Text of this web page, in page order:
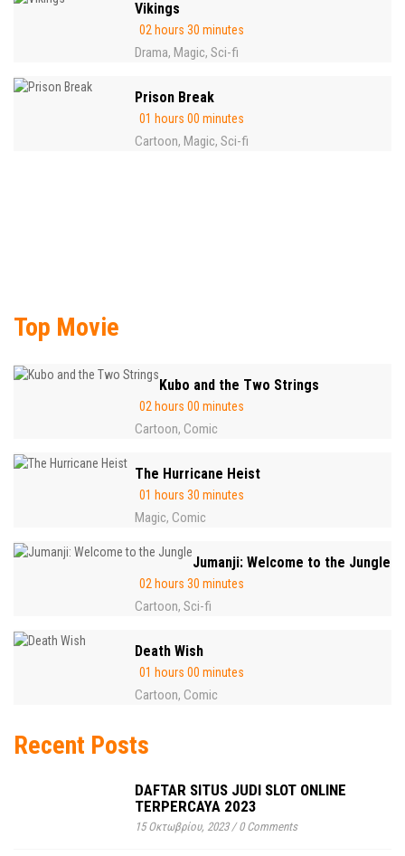
Vikings
02 hours 30 minutes
Drama, Magic, Sci-fi
Prison Break
01 hours 00 minutes
Cartoon, Magic, Sci-fi
Top Movie
Kubo and the Two Strings
02 hours 00 minutes
Cartoon, Comic
The Hurricane Heist
01 hours 30 minutes
Magic, Comic
Jumanji: Welcome to the Jungle
02 hours 30 minutes
Cartoon, Sci-fi
Death Wish
01 hours 00 minutes
Cartoon, Comic
Recent Posts
DAFTAR SITUS JUDI SLOT ONLINE
TERPERCAYA 2023
15 Οκτωβρίου, 2023/0 Comments